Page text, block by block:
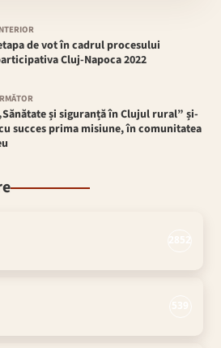
de vot în cadrul procesului
Cluj-Napoca 2022
și siguranță în Clujul rural” și-
succes prima misiune, în comunitatea